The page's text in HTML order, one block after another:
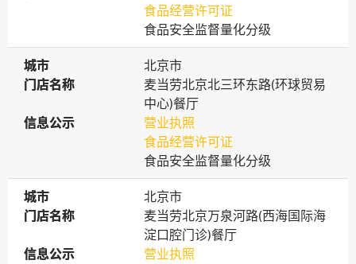
食品经营许可证
食品安全监督量化分级
城市
城市
北京市
门店名称
门店名称
麦当劳北京北三环东路(环球贸易
中心)餐厅
信息公示
信息公示
营业执照
食品经营许可证
食品安全监督量化分级
城市
城市
北京市
门店名称
门店名称
麦当劳北京万泉河路(西海国际海
淀口腔门诊)餐厅
信息公示
信息公示
营业执照